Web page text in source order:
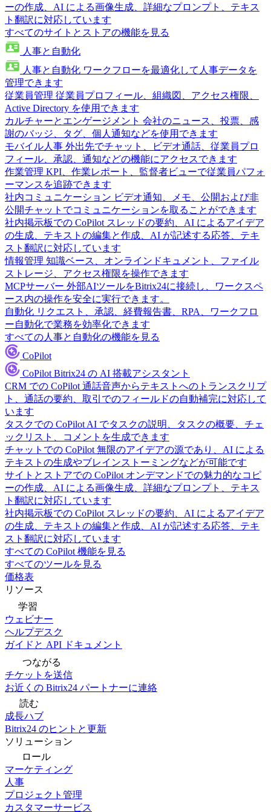
ーの作成、AI による画像生成、詳細なプロンプト、テキス
ト翻訳に対応しています
すべてのサイトとストアの機能を見る
人事と自動化
人事と自動化 ワークフローを最適化して人事データを
管理できます
従業員管理 従業員プロフィール、組織図、アクセス権限、
Active Directory を使用できます
カルチャーとエンゲージメント 会社のニュース、投票、感
謝のバッジ、タグ、個人通知などを使用できます
モバイル人事 外出先でチャット、ビデオ通話、従業員プロ
フィール、承認、通知などの機能にアクセスできます
作業管理 KPI、作業レポート、監督者ビューで従業員パフォ
ーマンスを追跡できます
社内コミュニケーション ビデオ通知、メモ、公開および非
公開チャットでコミュニケーションを取ることができます
社内掲示板での CoPilot スレッドの要約、AI によるアイデア
の生成、テキストの編集と作成、AI が記述する応答、テキ
スト翻訳に対応しています
情報管理 知識ベース、オンラインドキュメント、ファイル
ストレージ、アクセス権限を操作できます
MCPサーバー 外部AIツールをBitrix24に接続し、ワークスペ
ース内の操作を安全に実行できます。
自動化 リクエスト、承認、経費報告書、RPA、ワークフロ
ー自動化で業務を効率化できます
すべての人事と自動化の機能を見る
CoPilot
CoPilot Bitrix24 の AI 搭載アシスタント
CRM での CoPilot 通話音声からテキストへのトランスクリプ
ト、通話の要約、取引でのフィールドの自動補完に対応して
います
タスクでの CoPilot AI でタスクの説明、タスクの概要、チェ
ックリスト、コメントを生成できます
チャットでの CoPilot 無限のアイデアの源であり、AI による
テキストの生成やブレインストーミングなどが可能です
サイトとストアでの CoPilot オンデマンドでの魅力的なコピ
ーの作成、AI による画像生成、詳細なプロンプト、テキス
ト翻訳に対応しています
社内掲示板での CoPilot スレッドの要約、AI によるアイデア
の生成、テキストの編集と作成、AI が記述する応答、テキ
スト翻訳に対応しています
すべての CoPilot 機能を見る
すべてのツールを見る
価格表
リソース
学習
ウェビナー
ヘルプデスク
ガイドと API ドキュメント
つながる
チケットを送信
お近くの Bitrix24 パートナーに連絡
読む
成長ハブ
Bitrix24 のヒントと更新
ソリューション
ロール
マーケティング
人事
プロジェクト管理
カスタマーサービス